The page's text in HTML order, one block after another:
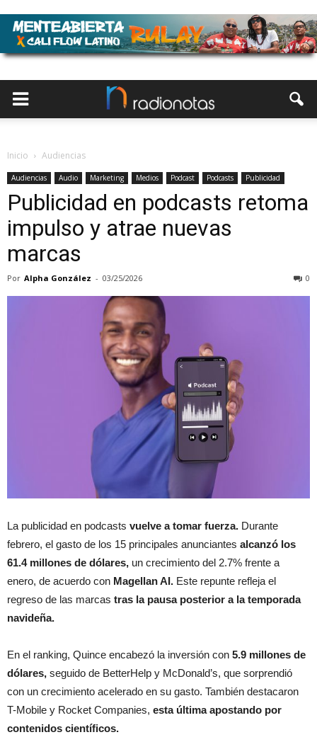
Inicio Audiencias
Audiencias Audio Marketing Medios Podcast Podcasts Publicidad
Publicidad en podcasts retoma
impulso y atrae nuevas
marcas
Por Alpha González - 03/25/2026 0
La publicidad en podcasts vuelve a tomar fuerza. Durante
febrero, el gasto de los 15 principales anunciantes alcanzó los
61.4 millones de dólares, un crecimiento del 2.7% frente a
enero, de acuerdo con Magellan AI. Este repunte refleja el
regreso de las marcas tras la pausa posterior a la temporada
navideña.
En el ranking, Quince encabezó la inversión con 5.9 millones de
dólares, seguido de BetterHelp y McDonald’s, que sorprendió
con un crecimiento acelerado en su gasto. También destacaron
T-Mobile y Rocket Companies, esta última apostando por
contenidos científicos.